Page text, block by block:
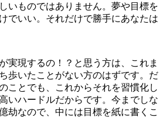
いものではありません。夢や目標を
でいい。それだけで勝手にあなたは
実現するの！？と思う方は、これま
歩いたことがない方のはずです。だ
ことでも、これからそれを習慣化し
いハードルだからです。今までしな
劫なので、中には目標を紙に書くこ